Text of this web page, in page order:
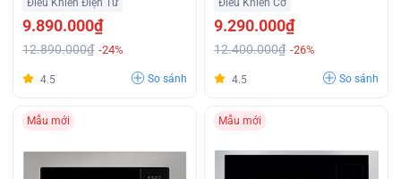
Điều Khiển Điện Tử
9.890.000₫
12.890.000₫ -24%
4.5 So sánh
Điều Khiển Cơ
9.290.000₫
12.400.000₫ -26%
4.5 So sánh
Mẫu mới Mẫu mới